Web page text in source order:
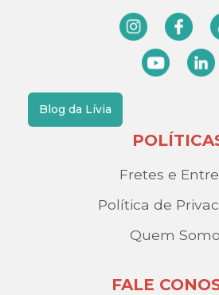
Blog da Lívia
Fretes e
Política de
Quem
FALE